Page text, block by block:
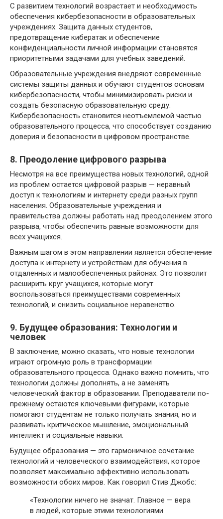
С развитием технологий возрастает и необходимость
обеспечения кибербезопасности в образовательных
учреждениях. Защита данных студентов,
предотвращение кибератак и обеспечение
конфиденциальности личной информации становятся
приоритетными задачами для учебных заведений.
Образовательные учреждения внедряют современные
системы защиты данных и обучают студентов основам
кибербезопасности, чтобы минимизировать риски и
создать безопасную образовательную среду.
Кибербезопасность становится неотъемлемой частью
образовательного процесса, что способствует созданию
доверия и безопасности в цифровом пространстве.
8. Преодоление цифрового разрыва
Несмотря на все преимущества новых технологий, одной
из проблем остается цифровой разрыв — неравный
доступ к технологиям и интернету среди разных групп
населения. Образовательные учреждения и
правительства должны работать над преодолением этого
разрыва, чтобы обеспечить равные возможности для
всех учащихся.
Важным шагом в этом направлении является обеспечение
доступа к интернету и устройствам для обучения в
отдаленных и малообеспеченных районах. Это позволит
расширить круг учащихся, которые могут
воспользоваться преимуществами современных
технологий, и снизить социальное неравенство.
9. Будущее образования: Технологии и
человек
В заключение, можно сказать, что новые технологии
играют огромную роль в трансформации
образовательного процесса. Однако важно помнить, что
технологии должны дополнять, а не заменять
человеческий фактор в образовании. Преподаватели по-
прежнему остаются ключевыми фигурами, которые
помогают студентам не только получать знания, но и
развивать критическое мышление, эмоциональный
интеллект и социальные навыки.
Будущее образования — это гармоничное сочетание
технологий и человеческого взаимодействия, которое
позволяет максимально эффективно использовать
возможности обоих миров. Как говорил Стив Джобс:
«Технологии ничего не значат. Главное — вера
в людей, которые этими технологиями